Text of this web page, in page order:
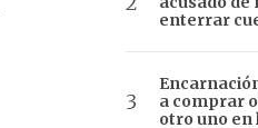
enterrar
a comprar
otro uno en